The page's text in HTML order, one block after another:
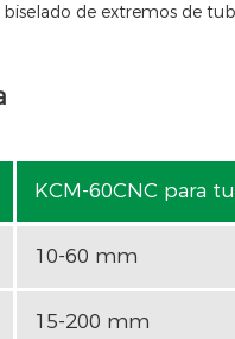
de extremos de
KCM-60CNC para
10-60 mm
15-200 mm